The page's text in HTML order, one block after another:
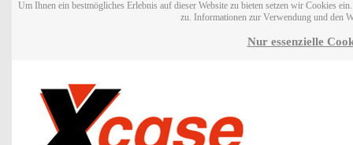
Um Ihnen ein bestmögliches Erlebnis auf dieser Website zu bieten setzen wir Cookies
zu. Informationen zur Verwendung und den
Nur essenzielle